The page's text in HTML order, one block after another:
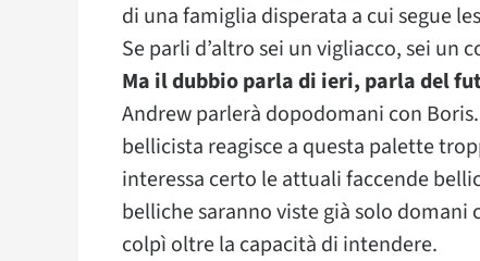
di una famiglia disperata a cui segue
Se parli d’altro sei un vigliacco, sei un
Ma il dubbio parla di ieri, parla del
Andrew parlerà dopodomani con
bellicista reagisce a questa palette
interessa certo le attuali faccende
belliche saranno viste già solo
colpì oltre la capacità di intendere.